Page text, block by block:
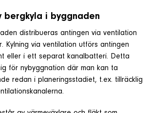
bergkyla i byggnaden
distribueras antingen via ventilation
Kylning via ventilation utförs antingen
eller i ett separat kanalbatteri. Detta
för nybyggnation där man kan ta
redan i planeringsstadiet, t.ex. tillräcklig